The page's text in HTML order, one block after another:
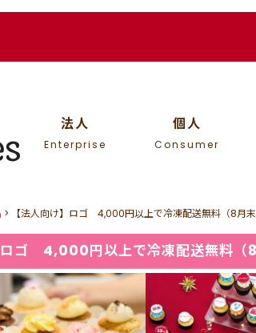
法人
Enterprise
個人
Consumer
> 【法人向け】ロゴ 4,000円以上で冷凍配送無料（8月末
ロゴ 4,000円以上で冷凍配送無料（8